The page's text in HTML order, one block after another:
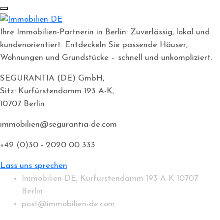
Ihre Immobilien-Partnerin in Berlin: Zuverlässig, lokal und
kundenorientiert. Entdeckeln Sie passende Häuser,
Wohnungen und Grundstücke – schnell und unkompliziert.
SEGURANTIA (DE) GmbH,
Sitz: Kurfürstendamm 193 A-K,
10707 Berlin
immobilien@segurantia-de.com
+49 (0)30 - 2020 00 333
Lass uns sprechen
Immobilien-DE, Kurfürstendamm 193 A-K 10707
Berlin
post@immobilien-de.com